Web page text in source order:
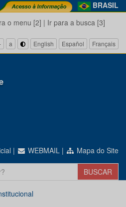
BRASIL
o menu [2] | Ir para a busca [3]
a English Español Français
| WEBMAIL | Mapa do Site